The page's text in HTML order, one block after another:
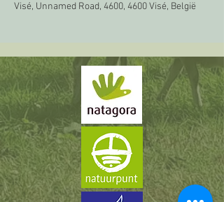
Visé, Unnamed Road, 4600, 4600 Visé, België